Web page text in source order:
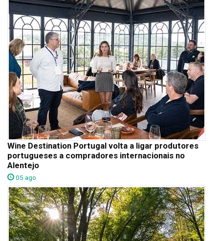
Wine Destination Portugal volta a ligar produtores
portugueses a compradores internacionais no
Alentejo
05 ago